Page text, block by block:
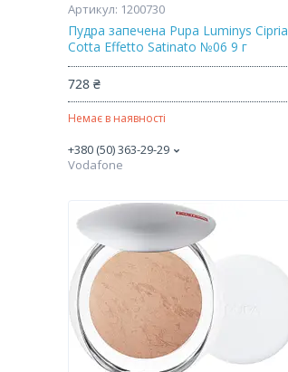
1200730
Пудра запечена Pupa Luminys Cipria
Cotta Effetto Satinato №06 9 г
728 ₴
Немає в наявності
+380 (50) 363-29-29
Vodafone